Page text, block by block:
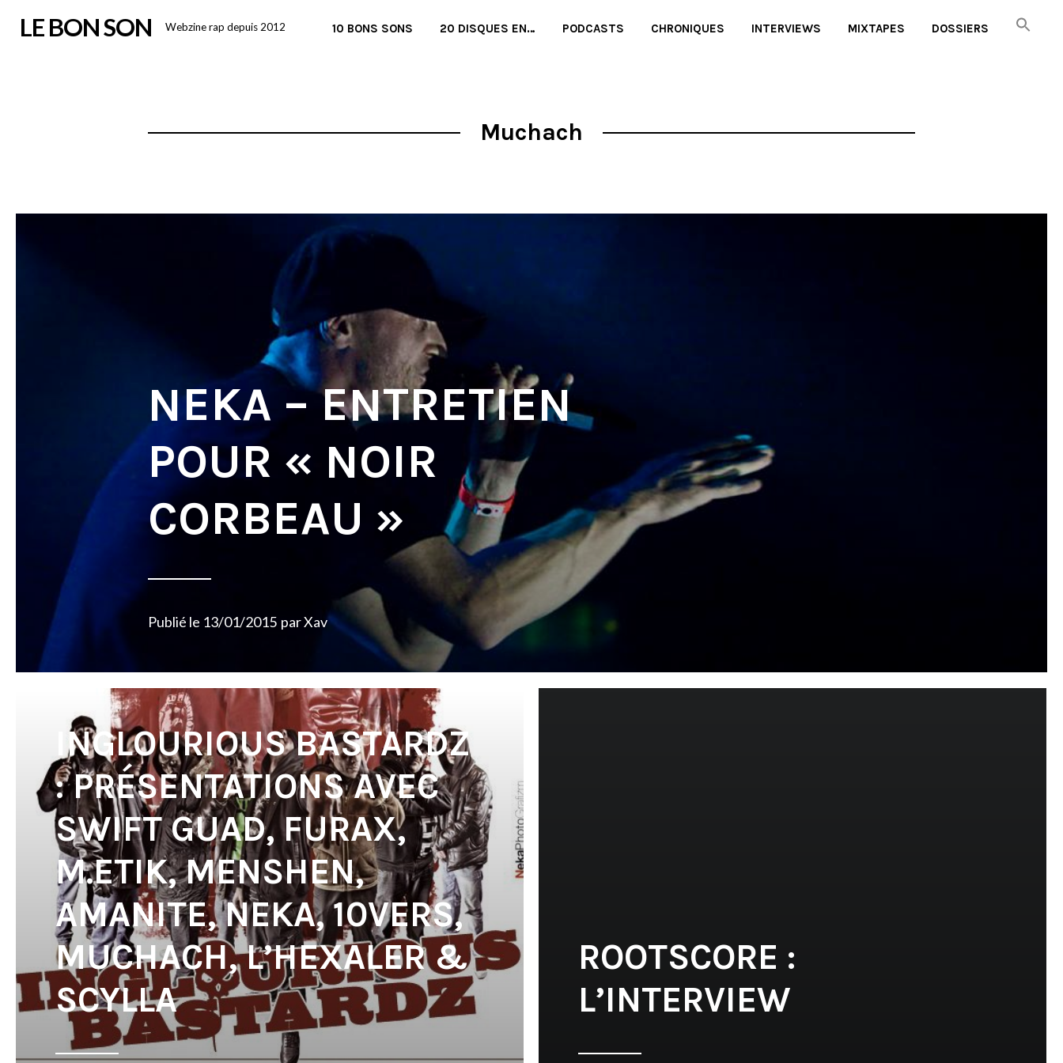
LE BON SON Webzine rap depuis 2012 10 BONS SONS 20 DISQUES EN… PODCASTS CHRONIQUES INTERVIEWS MIXTAPES DOSSIERS
Muchach
NEKA – ENTRETIEN
POUR « NOIR
CORBEAU »
Publié le 13/01/2015 parXav
INGLOURIOUS BASTARDZ
: PRÉSENTATIONS AVEC
SWIFT GUAD, FURAX,
M.ETIK, MENSHEN,
AMANITE, NEKA, 10VERS,
MUCHACH, L’HEXALER &
SCYLLA
ROOTSCORE :
L’INTERVIEW